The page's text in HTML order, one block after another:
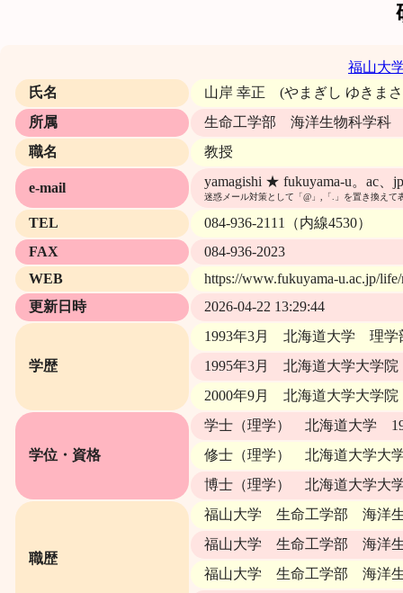
福山大
氏名
山岸 幸正 (やまぎし ゆき
所属
生命工学部 海洋生物科学科
職名
教授
e-mail yamagishi ★ fukuyama-u。ac、jp
迷惑メール対策として「@」,「.」を置き換えて
TEL
084-936-2111（内線4530）
FAX
084-936-2023
WEB
https://www.fukuyama-u.ac.jp/
更新日時
2026-04-22 13:29:44
学歴
1993年3月 北海道大学 理
1995年3月 北海道大学大
2000年9月 北海道大学大
学位・資格
学士（理学） 北海道大学
修士（理学） 北海道大学大
博士（理学） 北海道大学大
職歴
福山大学 生命工学部 海洋
福山大学 生命工学部 海洋
福山大学 生命工学部 海洋